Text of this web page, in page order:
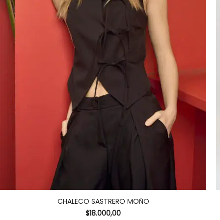
CHALECO SASTRERO MOÑO
$18.000,00